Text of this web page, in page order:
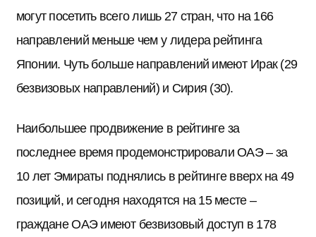
могут посетить всего лишь 27 стран, что на 166
направлений меньше чем у лидера рейтинга
Японии. Чуть больше направлений имеют Ирак (29
безвизовых направлений) и Сирия (30).
Наибольшее продвижение в рейтинге за
последнее время продемонстрировали ОАЭ – за
10 лет Эмираты поднялись в рейтинге вверх на 49
позиций, и сегодня находятся на 15 месте –
граждане ОАЭ имеют безвизовый доступ в 178